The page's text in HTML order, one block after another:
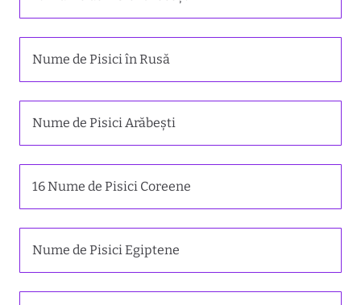
Nume de Pisici în Rusă
Nume de Pisici Arăbești
16 Nume de Pisici Coreene
Nume de Pisici Egiptene